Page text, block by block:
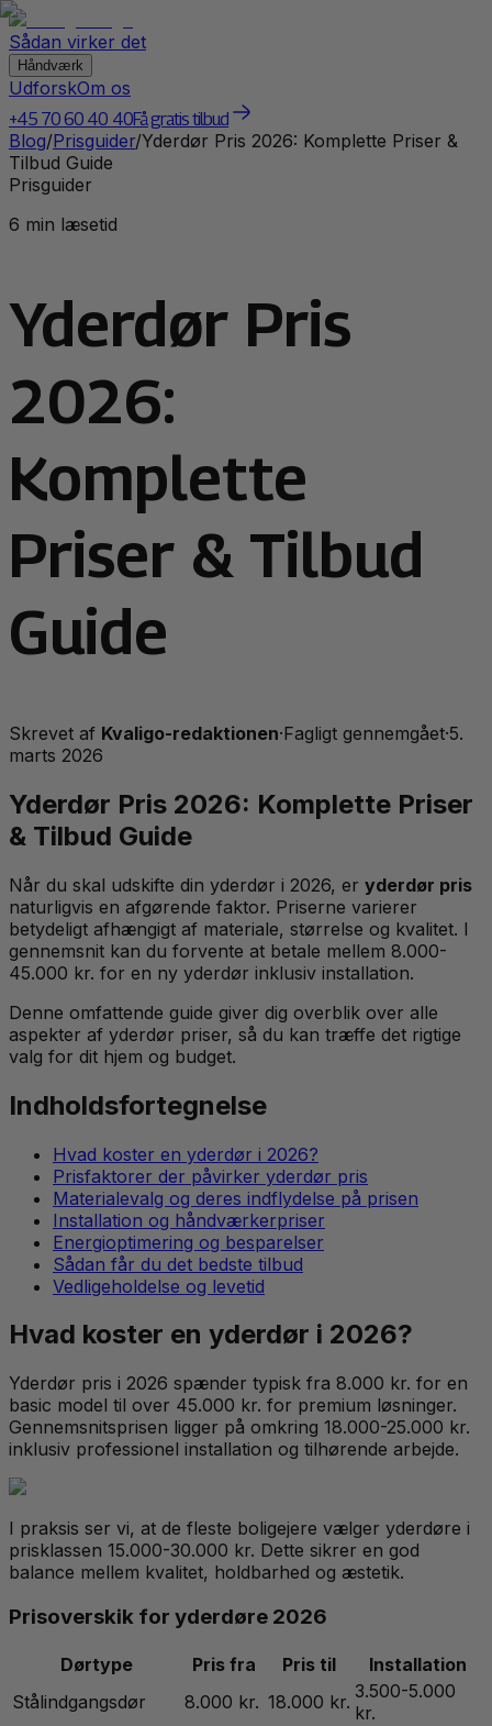
Sådan virker det
Håndværk
UdforskOm os
+45 70 60 40 40Få gratis tilbud
Blog/Prisguider/Yderdør Pris 2026: Komplette Priser &
Tilbud Guide
Prisguider
6 min læsetid
Yderdør Pris
2026:
Komplette
Priser & Tilbud
Guide
Skrevet af Kvaligo-redaktionen·Fagligt gennemgået·5.
marts 2026
Yderdør Pris 2026: Komplette Priser
& Tilbud Guide
Når du skal udskifte din yderdør i 2026, er yderdør pris
naturligvis en afgørende faktor. Priserne varierer
betydeligt afhængigt af materiale, størrelse og kvalitet. I
gennemsnit kan du forvente at betale mellem 8.000-
45.000 kr. for en ny yderdør inklusiv installation.
Denne omfattende guide giver dig overblik over alle
aspekter af yderdør priser, så du kan træffe det rigtige
valg for dit hjem og budget.
Indholdsfortegnelse
Hvad koster en yderdør i 2026?
Prisfaktorer der påvirker yderdør pris
Materialevalg og deres indflydelse på prisen
Installation og håndværkerpriser
Energioptimering og besparelser
Sådan får du det bedste tilbud
Vedligeholdelse og levetid
Hvad koster en yderdør i 2026?
Yderdør pris i 2026 spænder typisk fra 8.000 kr. for en
basic model til over 45.000 kr. for premium løsninger.
Gennemsnitsprisen ligger på omkring 18.000-25.000 kr.
inklusiv professionel installation og tilhørende arbejde.
I praksis ser vi, at de fleste boligejere vælger yderdøre i
prisklassen 15.000-30.000 kr. Dette sikrer en god
balance mellem kvalitet, holdbarhed og æstetik.
Prisoverskik for yderdøre 2026
Dørtype Pris fra Pris til
Installation
Stålindgangsdør
8.000 kr. 18.000 kr. 3.500-5.000
kr.